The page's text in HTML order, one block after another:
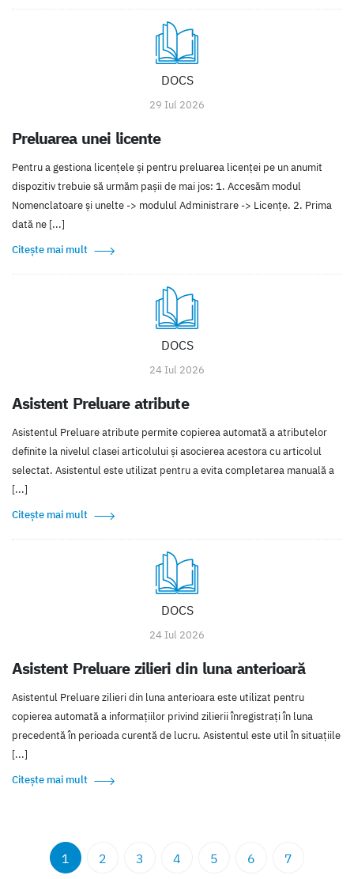
DOCS
29 Iul 2026
Preluarea unei licente
Pentru a gestiona licențele și pentru preluarea licenței pe un anumit
dispozitiv trebuie să urmăm pașii de mai jos: 1. Accesăm modul
Nomenclatoare și unelte -> modulul Administrare -> Licențe. 2. Prima
dată ne [...]
Citește mai mult
DOCS
24 Iul 2026
Asistent Preluare atribute
Asistentul Preluare atribute permite copierea automată a atributelor
definite la nivelul clasei articolului și asocierea acestora cu articolul
selectat. Asistentul este utilizat pentru a evita completarea manuală a
[...]
Citește mai mult
DOCS
24 Iul 2026
Asistent Preluare zilieri din luna anterioară
Asistentul Preluare zilieri din luna anterioara este utilizat pentru
copierea automată a informațiilor privind zilierii înregistrați în luna
precedentă în perioada curentă de lucru. Asistentul este util în situațiile
[...]
Citește mai mult
1 2 3 4 5 6 7